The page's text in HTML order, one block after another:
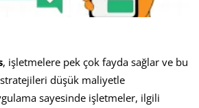
, işletmelere pek çok fayda sağlar ve bu
düşük maliyetle
sayesinde işletmeler, ilgili